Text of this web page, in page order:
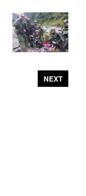
NEXT